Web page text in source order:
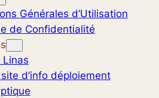
Générales d’Utilisation
de Confidentialité
Linas
d’info déploiement